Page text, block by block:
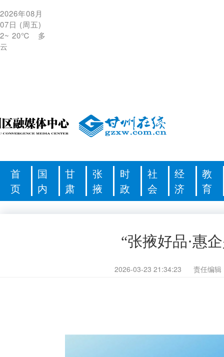
2026年08月
07日 (周五)
2~ 20℃
多
云
首
页
国
内
甘
肃
张
掖
时
政
社
会
经
济
教
育
“张掖好品·惠
2026-03-23 21:34:23 责任编辑